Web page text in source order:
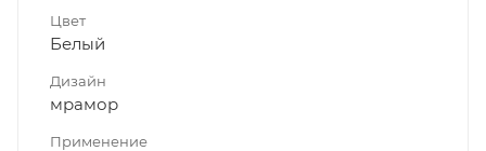
Цвет
Белый
Дизайн
мрамор
Применение